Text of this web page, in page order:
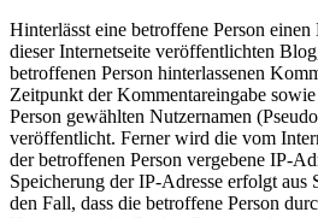
Hinterlässt eine betroffene Person
dieser Internetseite veröffentlichten
betroffenen Person hinterlassenen
Zeitpunkt der Kommentareingabe
Person gewählten Nutzernamen
veröffentlicht. Ferner wird die vom
der betroffenen Person vergebene IP-
Speicherung der IP-Adresse erfolgt aus
den Fall, dass die betroffene Person